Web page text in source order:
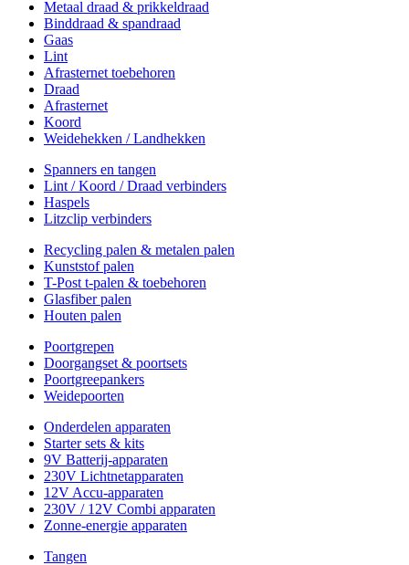
Metaal draad & prikkeldraad
Binddraad & spandraad
Gaas
Lint
Afrasternet toebehoren
Draad
Afrasternet
Koord
Weidehekken / Landhekken
Spanners en tangen
Lint / Koord / Draad verbinders
Haspels
Litzclip verbinders
Recycling palen & metalen palen
Kunststof palen
T-Post t-palen & toebehoren
Glasfiber palen
Houten palen
Poortgrepen
Doorgangset & poortsets
Poortgreepankers
Weidepoorten
Onderdelen apparaten
Starter sets & kits
9V Batterij-apparaten
230V Lichtnetapparaten
12V Accu-apparaten
230V / 12V Combi apparaten
Zonne-energie apparaten
Tangen